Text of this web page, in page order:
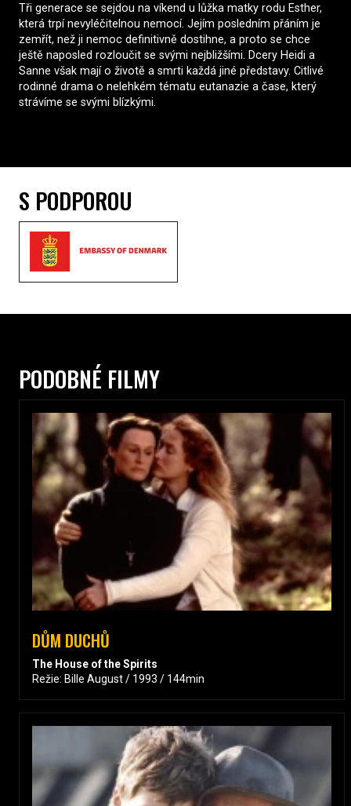
Tři generace se sejdou na víkend u lůžka matky rodu Esther,
která trpí nevyléčitelnou nemocí. Jejím posledním přáním je
zemřít, než ji nemoc definitivně dostihne, a proto se chce
ještě naposled rozloučit se svými nejbližšími. Dcery Heidi a
Sanne však mají o životě a smrti každá jiné představy. Citlivé
rodinné drama o nelehkém tématu eutanazie a čase, který
strávíme se svými blízkými.
S PODPOROU
PODOBNÉ FILMY
DŮM DUCHŮ
The House of the Spirits
Režie: Bille August / 1993 / 144min